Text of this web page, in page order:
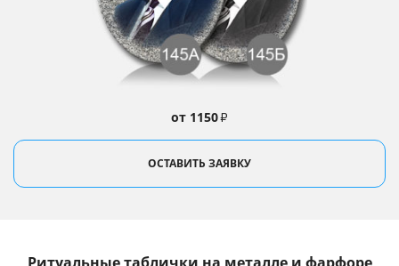
от 1150₽
ОСТАВИТЬ ЗАЯВКУ